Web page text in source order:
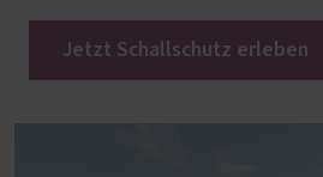
Jetzt Schallschutz erleben